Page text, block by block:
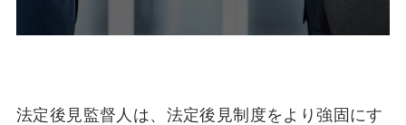
法定後見監督人は、法定後見制度をより強固にす